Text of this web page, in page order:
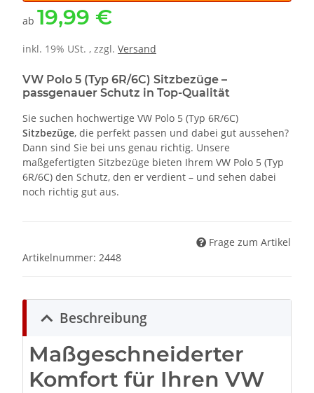
ab 19,99 €
inkl. 19% USt. , zzgl. Versand
VW Polo 5 (Typ 6R/6C) Sitzbezüge –
passgenauer Schutz in Top-Qualität
Sie suchen hochwertige VW Polo 5 (Typ 6R/6C)
Sitzbezüge, die perfekt passen und dabei gut aussehen?
Dann sind Sie bei uns genau richtig. Unsere
maßgefertigten Sitzbezüge bieten Ihrem VW Polo 5 (Typ
6R/6C) den Schutz, den er verdient – und sehen dabei
noch richtig gut aus.
Frage zum Artikel
Artikelnummer: 2448
Beschreibung
Maßgeschneiderter
Komfort für Ihren VW